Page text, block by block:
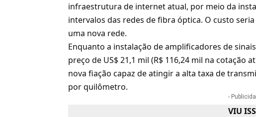
infraestrutura de internet atual, por meio da
intervalos das redes defibra óptica. O custo
uma nova rede.
Enquanto a instalação de amplificadores de
preço de US$ 21,1 mil (R$ 116,24 mil na cotação
nova fiação capaz de atingir a alta taxa de
por quilômetro.
-
VIU